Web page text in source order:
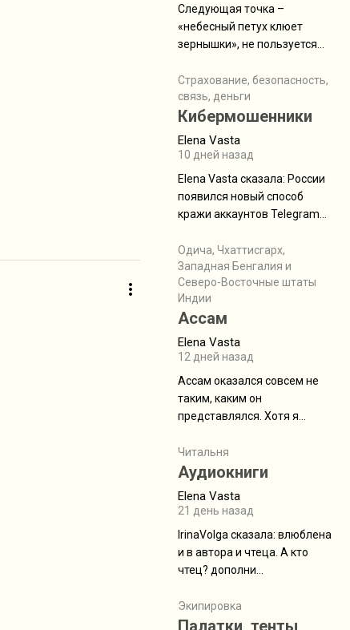
"вязаные кипы". С 2022-го
Следующая точка –
«небесный петух клюет
зернышки», не пользуется
заслужено, и чтобы попасть
на начало тропы показали
водителю карту, иначе
Пошли туда, потому что я
отзывов. По мне – сплошная
физуха, долгий спуск, потом
подъем по этому же пути.
Пока
Страхование, безопасность,
связь, деньги
Кибермошенники
Elena Vasta
10 дней назад
Elena Vasta сказалa: России
появился новый способ
кражи аккаунтов Telegram
Прочитайте! У моих двух
знакомых вот так увели
аккаунты
Одича, Чхаттисгарх,
Западная Бенгалия и
Северо-Восточные штаты
Индии
Ассам
Elena Vasta
12 дней назад
Ассам оказался совсем не
таким, каким он
представлялся. Хотя я
краешек, но все же схватила
ауру штата, как-то он меня
природа, мягкие
такая как бы переходная
ступень между привычной
нам Индией и остальными
надеюсь увидеть.
Читальня
Аудиокниги
Elena Vasta
21 день назад
IrinaVolga сказалa: влюблена
и в автора и чтеца. А кто
чтец? дополни
Экипировка
Палатки, тенты